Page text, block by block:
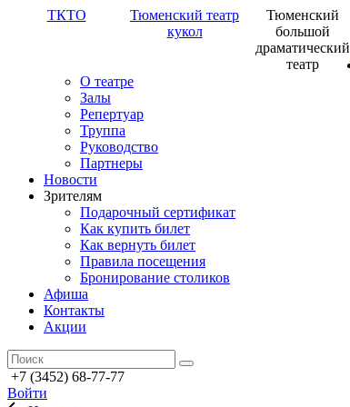
ТКТО
Тюменский театр
кукол
Тюменский
большой
драматический
театр
О театре
Залы
Репертуар
Труппа
Руководство
Партнеры
Новости
Зрителям
Подарочный сертификат
Как купить билет
Как вернуть билет
Правила посещения
Бронирование столиков
Афиша
Контакты
Акции
+7 (3452) 68-77-77
Войти